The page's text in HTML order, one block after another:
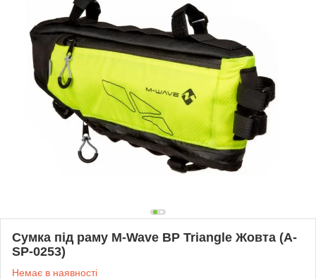
Сумка під раму M-Wave BP Triangle Жовта (A-
SP-0253)
Немає в наявності